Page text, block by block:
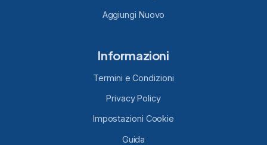
Aggiungi Nuovo
Informazioni
Termini e Condizioni
Privacy Policy
Impostazioni Cookie
Guida